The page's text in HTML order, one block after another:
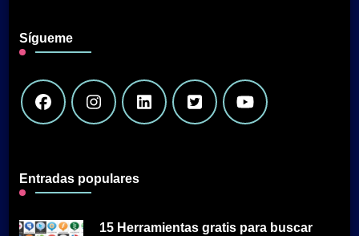
Sígueme
Entradas populares
15 Herramientas gratis para buscar